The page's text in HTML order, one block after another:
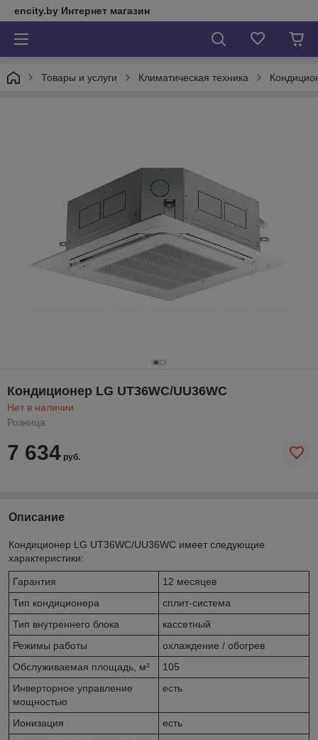
encity.by Интернет магазин
Товары и услуги Климатическая техника
Кондиционер LG UT36WC/UU36WC
Нет в наличии
Розница
7 634 руб.
Описание
Кондиционер LG UT36WC/UU36WC имеет следующие
характеристики:
Гарантия
12 месяцев
Тип кондиционера
сплит-система
Тип внутреннего блока
кассетный
Режимы работы
охлаждение / обогрев
Обслуживаемая площадь, м²
105
Инверторное управление
мощностью
есть
Ионизация
есть